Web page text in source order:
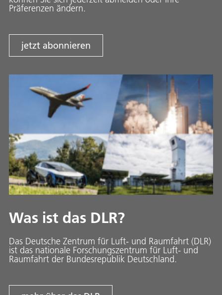
Präferenzen ändern.
jetzt abonnieren
Was ist das DLR?
Das Deutsche Zentrum für Luft- und Raumfahrt (DLR)
ist das nationale Forschungszentrum für Luft- und
Raumfahrt der Bundesrepublik Deutschland.